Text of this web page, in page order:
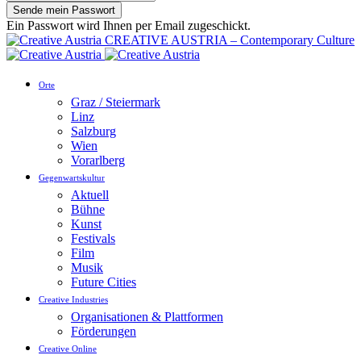
Ein Passwort wird Ihnen per Email zugeschickt.
CREATIVE AUSTRIA – Contemporary Culture
Orte
Graz / Steiermark
Linz
Salzburg
Wien
Vorarlberg
Gegenwartskultur
Aktuell
Bühne
Kunst
Festivals
Film
Musik
Future Cities
Creative Industries
Organisationen & Plattformen
Förderungen
Creative Online